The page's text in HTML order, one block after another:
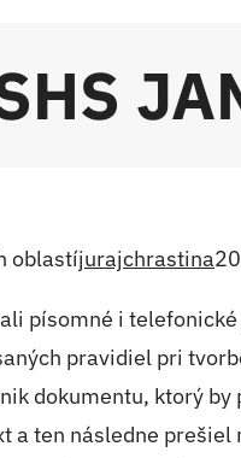
oblastíjurajchrastina
písomné i
pravidiel pri
dokumentu, ktorý
ten následne